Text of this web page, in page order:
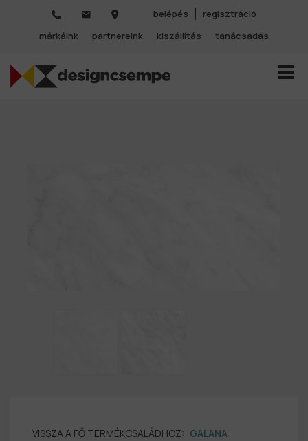
belépés
regisztráció
márkáink
partnereink kiszállítás tanácsadás
VISSZA A FŐ TERMÉKCSALÁDHOZ: GALANA